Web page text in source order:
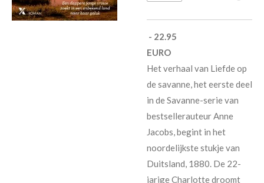
- 22.95
Het verhaal van Liefde op
de savanne, het eerste deel
in de Savanne-serie van
bestsellerauteur Anne
Jacobs, begint in het
noordelijkste stukje van
Duitsland, 1880. De 22-
jarige Charlotte droomt